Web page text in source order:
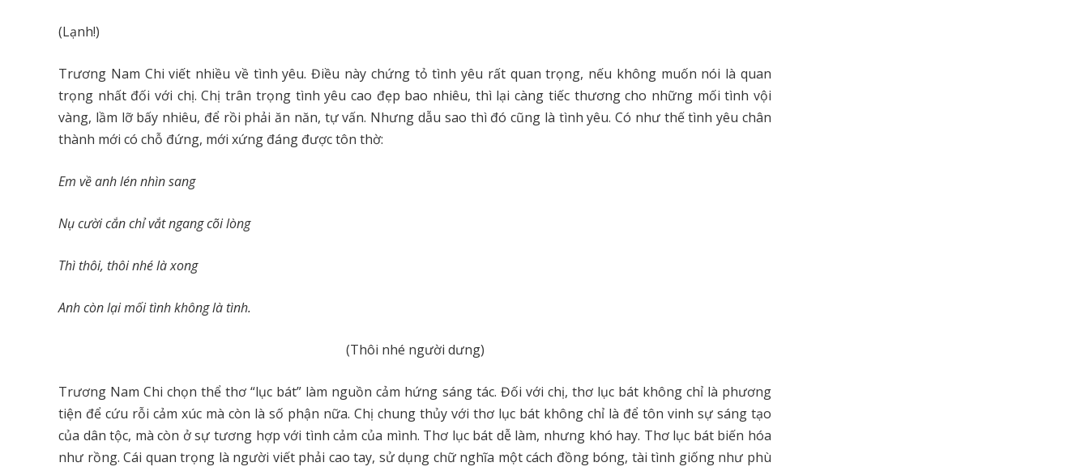
(Lạnh!)
Trương Nam Chi viết nhiều về tình yêu. Điều này chứng tỏ tình yêu rất quan trọng, nếu không muốn nói là quan
trọng nhất đối với chị. Chị trân trọng tình yêu cao đẹp bao nhiêu, thì lại càng tiếc thương cho những mối tình vội
vàng, lầm lỡ bấy nhiêu, để rồi phải ăn năn, tự vấn. Nhưng dẫu sao thì đó cũng là tình yêu. Có như thế tình yêu chân
thành mới có chỗ đứng, mới xứng đáng được tôn thờ:
Em về anh lén nhìn sang
Nụ cười cắn chỉ vắt ngang cõi lòng
Thì thôi, thôi nhé là xong
Anh còn lại mối tình không là tình.
(Thôi nhé người dưng)
Trương Nam Chi chọn thể thơ “lục bát” làm nguồn cảm hứng sáng tác. Đối với chị, thơ lục bát không chỉ là phương
tiện để cứu rỗi cảm xúc mà còn là số phận nữa. Chị chung thủy với thơ lục bát không chỉ là để tôn vinh sự sáng tạo
của dân tộc, mà còn ở sự tương hợp với tình cảm của mình. Thơ lục bát dễ làm, nhưng khó hay. Thơ lục bát biến hóa
như rồng. Cái quan trọng là người viết phải cao tay, sử dụng chữ nghĩa một cách đồng bóng, tài tình giống như phù